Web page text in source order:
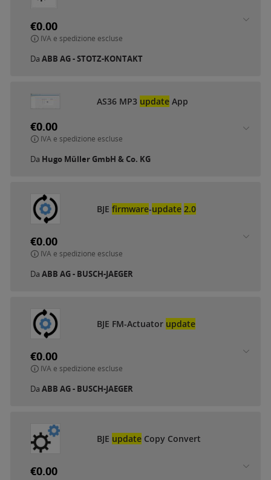
€0.00
IVA e spedizione escluse
Da ABB AG - STOTZ-KONTAKT
AS36 MP3 update App
€0.00
IVA e spedizione escluse
Da Hugo Müller GmbH & Co. KG
BJE firmware-update 2.0
€0.00
IVA e spedizione escluse
Da ABB AG - BUSCH-JAEGER
BJE FM-Actuator update
€0.00
IVA e spedizione escluse
Da ABB AG - BUSCH-JAEGER
BJE update Copy Convert
€0.00